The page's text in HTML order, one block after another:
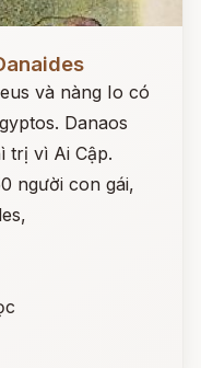
và nàng Io có
Danaos
trị vì Ai Cập.
người con gái,